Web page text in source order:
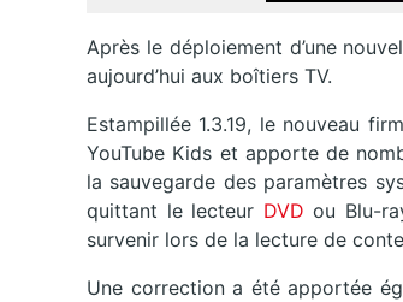
Après le déploiement d’une
aujourd’hui aux boîtiers TV.
Estampillée 1.3.19, le nouveau
YouTube Kids et apporte de
la sauvegarde des paramètres
quittant le lecteur DVDou Blu-
survenir lors de la lecture de
Une correction a été apportée